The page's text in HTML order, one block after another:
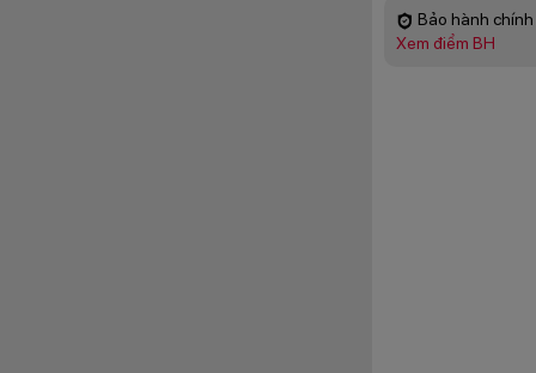
Bảo hành
Xem điểm BH